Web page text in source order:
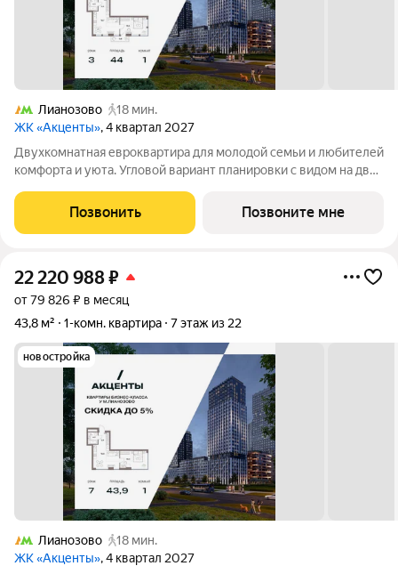
Лианозово
18 мин.
ЖК «Акценты», 4 квартал 2027
Двухкомнатная евроквартира для молодой семьи и любителей
комфорта и уюта. Угловой вариант планировки с видом на две
приёма гостей. Дополнительные окна наполнят комнаты
светом и теплом.
Позвонить Позвоните мне
22 220 988₽
от 79 826 ₽ в месяц
43,8 м²
1-комн. квартира 7 этаж из 22
новостройка
Лианозово
18 мин.
ЖК «Акценты», 4 квартал 2027